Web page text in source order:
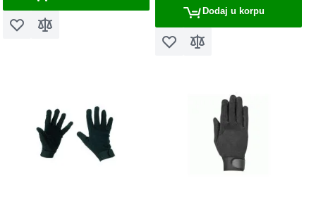
Dodaj u listu želja
Dodaj za poređenje
Dodaj u korpu
Dodaj u listu želja
Dodaj za poređenje